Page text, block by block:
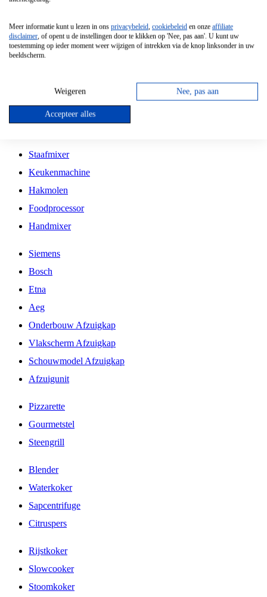
Vrijstaande Magnetron
Vrijstaande Kookplaat
Inbouw Gaskookplaat
Inbouw Keramische Kookplaat
Kookplaat Accessoires
Staafmixer
Keukenmachine
Hakmolen
Foodprocessor
Handmixer
Siemens
Bosch
Etna
Aeg
Onderbouw Afzuigkap
Vlakscherm Afzuigkap
Schouwmodel Afzuigkap
Afzuigunit
Pizzarette
Gourmetstel
Steengrill
Blender
Waterkoker
Sapcentrifuge
Citruspers
Rijstkoker
Slowcooker
Stoomkoker
Meer informatie kunt u lezen in ons privacybeleid, cookiebeleid en onze affiliate
disclaimer, of opent u de instellingen door te klikken op 'Nee, pas aan'. U kunt uw
toestemming op ieder moment weer wijzigen of intrekken via de knop linksonder in uw
beeldscherm.
Weigeren Nee, pas aan
Accepteer alles